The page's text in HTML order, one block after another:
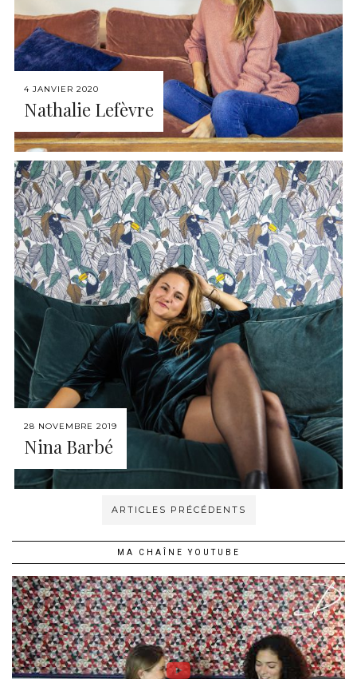
4 JANVIER 2020
Nathalie Lefèvre
28 NOVEMBRE 2019
Nina Barbé
ARTICLES PRÉCÉDENTS
MA CHAÎNE YOUTUBE